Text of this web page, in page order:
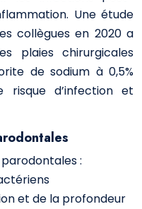
Une étude
collègues en 2020 a
plaies chirurgicales
de sodium à 0,5%
risque d’infection et
:
et de la profondeur